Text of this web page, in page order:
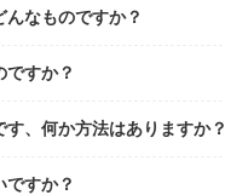
なものですか？
ですか？
、何か方法はありますか？
ですか？